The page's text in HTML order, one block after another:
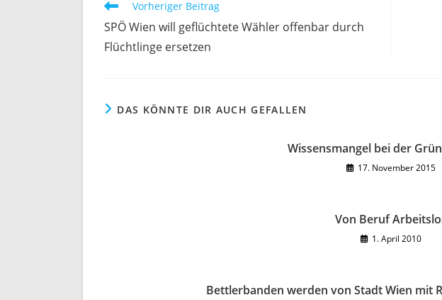
Weitere
Artikel
ansehen
Vorheriger Beitrag
SPÖ Wien will geflüchtete Wähler offenbar durch
Flüchtlinge ersetzen
DAS KÖNNTE DIR AUCH GEFALLEN
Wissensmangel bei der
17. November 2015
Von Beruf
1. April 2010
Bettlerbanden werden von Stadt Wien mit